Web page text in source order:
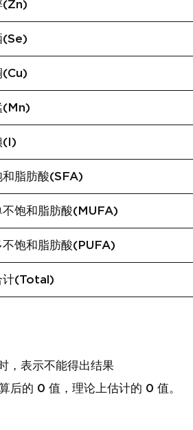
(Zn)
(Se)
(Cu)
(Mn)
(I)
和脂肪酸(SFA)
不饱和脂肪酸(MUFA)
不饱和脂肪酸(PUFA)
计(Total)
，表示不能得出结果
后的 0 值，理论上估计的 0 值。